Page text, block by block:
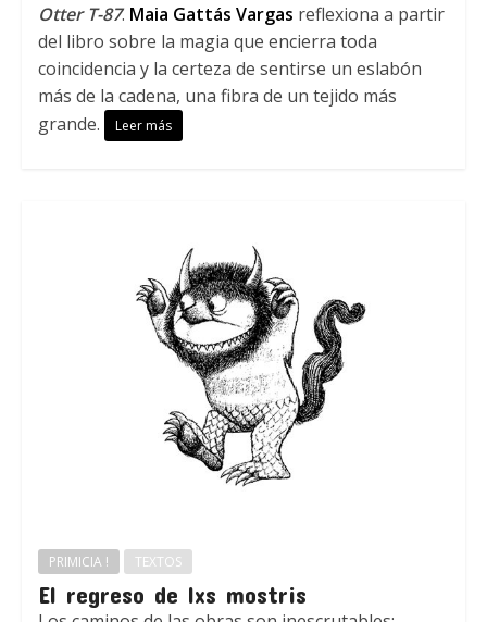
Otter T-87. Maia Gattás Vargas reflexiona a partir
del libro sobre la magia que encierra toda
coincidencia y la certeza de sentirse un eslabón
más de la cadena, una fibra de un tejido más
grande.
Leer más
PRIMICIA ! TEXTOS
El regreso de lxs mostris